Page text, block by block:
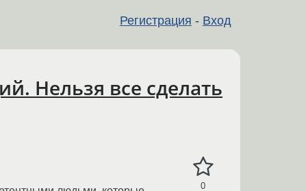
Регистрация - Вход
Нельзя все сделать
0